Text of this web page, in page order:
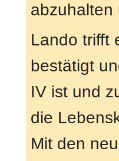
abzuhalten
Lando trifft
bestätigt
IV ist und
die
Mit den